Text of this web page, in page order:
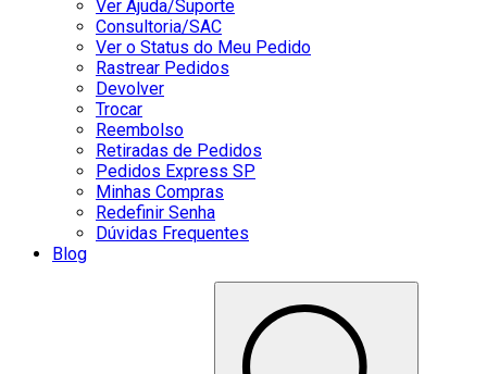
Ver Ajuda/Suporte
Consultoria/SAC
Ver o Status do Meu Pedido
Rastrear Pedidos
Devolver
Trocar
Reembolso
Retiradas de Pedidos
Pedidos Express SP
Minhas Compras
Redefinir Senha
Dúvidas Frequentes
Blog